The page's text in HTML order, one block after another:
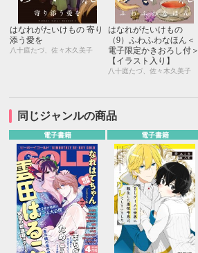
はなれがたいけもの 寄り
添う愛を
八十庭たづ、佐々木久美子
はなれがたいけもの
（9）ふわふわなほん＜
電子限定かきおろし付＞
【イラスト入り】
八十庭たづ、佐々木久美子
同じジャンルの商品
電子書籍 電子書籍